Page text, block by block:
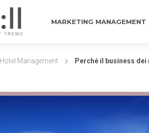
MARKETING MANAGEMENT
Hotel Management Perché il business